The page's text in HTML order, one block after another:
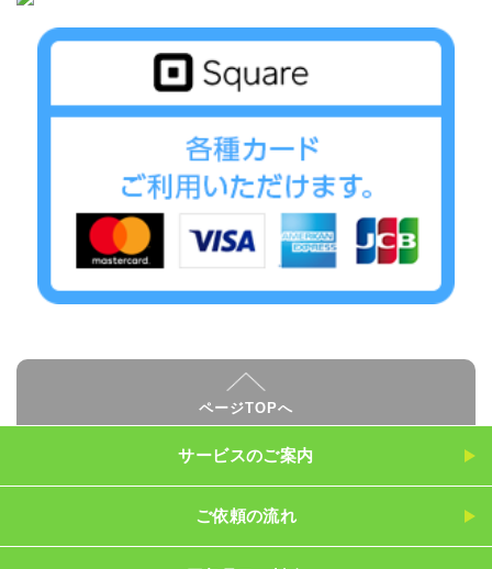
ページTOPへ
サービスのご案内
ご依頼の流れ